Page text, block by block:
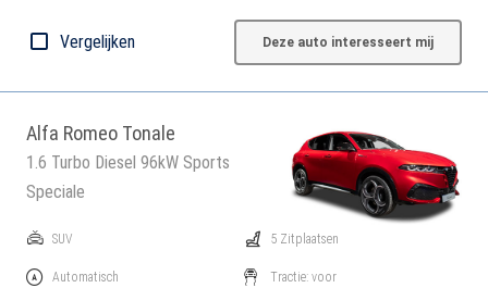
Vergelijken Deze auto interesseert mij
Alfa Romeo Tonale
1.6 Turbo Diesel 96kW Sports
Speciale
SUV
Automatisch
5 Zitplaatsen
Tractie: voor